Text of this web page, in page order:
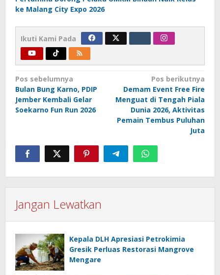
ke Malang City Expo 2026
Ikuti Kami Pada
Navigasi
pos
Pos sebelumnya
Bulan Bung Karno, PDIP
Jember Kembali Gelar
Soekarno Fun Run 2026
Pos berikutnya
Demam Event Free Fire
Menguat di Tengah Piala
Dunia 2026, Aktivitas
Pemain Tembus Puluhan
Juta
Jangan Lewatkan
Kepala DLH Apresiasi Petrokimia
Gresik Perluas Restorasi Mangrove
Mengare